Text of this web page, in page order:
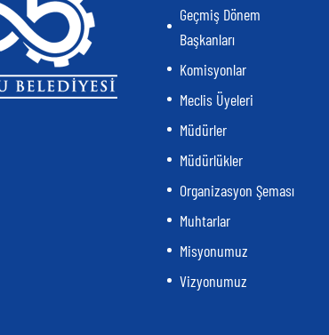
Geçmiş Dönem
Başkanları
Komisyonlar
Meclis Üyeleri
Müdürler
Müdürlükler
Organizasyon Şeması
Muhtarlar
Misyonumuz
Vizyonumuz